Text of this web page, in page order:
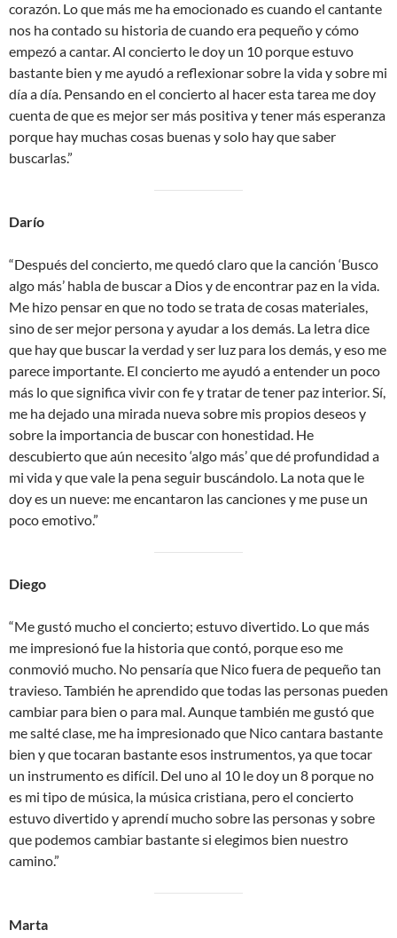
corazón. Lo que más me ha emocionado es cuando el cantante
nos ha contado su historia de cuando era pequeño y cómo
empezó a cantar. Al concierto le doy un 10 porque estuvo
bastante bien y me ayudó a reflexionar sobre la vida y sobre mi
día a día. Pensando en el concierto al hacer esta tarea me doy
cuenta de que es mejor ser más positiva y tener más esperanza
porque hay muchas cosas buenas y solo hay que saber
buscarlas.”
Darío
“Después del concierto, me quedó claro que la canción ‘Busco
algo más’ habla de buscar a Dios y de encontrar paz en la vida.
Me hizo pensar en que no todo se trata de cosas materiales,
sino de ser mejor persona y ayudar a los demás. La letra dice
que hay que buscar la verdad y ser luz para los demás, y eso me
parece importante. El concierto me ayudó a entender un poco
más lo que significa vivir con fe y tratar de tener paz interior. Sí,
me ha dejado una mirada nueva sobre mis propios deseos y
sobre la importancia de buscar con honestidad. He
descubierto que aún necesito ‘algo más’ que dé profundidad a
mi vida y que vale la pena seguir buscándolo. La nota que le
doy es un nueve: me encantaron las canciones y me puse un
poco emotivo.”
Diego
“Me gustó mucho el concierto; estuvo divertido. Lo que más
me impresionó fue la historia que contó, porque eso me
conmovió mucho. No pensaría que Nico fuera de pequeño tan
travieso. También he aprendido que todas las personas pueden
cambiar para bien o para mal. Aunque también me gustó que
me salté clase, me ha impresionado que Nico cantara bastante
bien y que tocaran bastante esos instrumentos, ya que tocar
un instrumento es difícil. Del uno al 10 le doy un 8 porque no
es mi tipo de música, la música cristiana, pero el concierto
estuvo divertido y aprendí mucho sobre las personas y sobre
que podemos cambiar bastante si elegimos bien nuestro
camino.”
Marta